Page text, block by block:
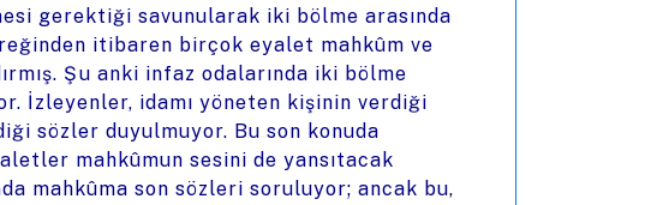
gerektiği savunularak iki bölme arasında
itibaren birçok eyalet mahkûm ve
Şu anki infaz odalarında iki bölme
İzleyenler, idamı yöneten kişinin verdiği
sözler duyulmuyor. Bu son konuda
mahkûmun sesini de yansıtacak
mahkûma son sözleri soruluyor; ancak bu,